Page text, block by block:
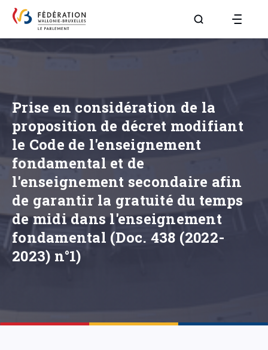
Aller à la page
Prise en considération de la
proposition de décret modifiant
le Code de l'enseignement
fondamental et de
l'enseignement secondaire afin
de garantir la gratuité du temps
de midi dans l'enseignement
fondamental (Doc. 438 (2022-
2023) n°1)